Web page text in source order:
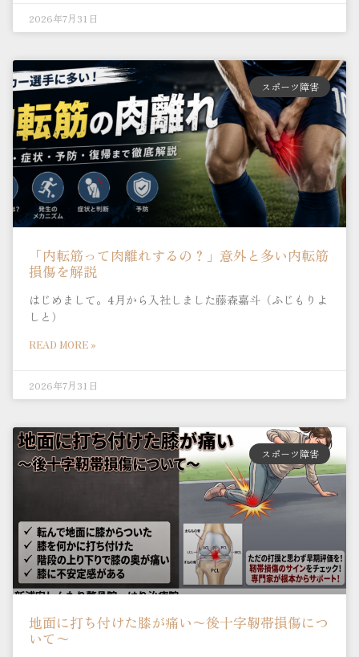
2026年7月31日
スポーツ障害
「内転筋って肉離れするの？」意外と多い内転筋
損傷を解説
はじめまして。4月から入社しました藤森嘉斗（ふじもりよ
しと）
READ MORE »
2026年7月31日
スポーツ障害
地面に打ち付けた膝が痛い〜後十字靭帯損傷につ
いて〜